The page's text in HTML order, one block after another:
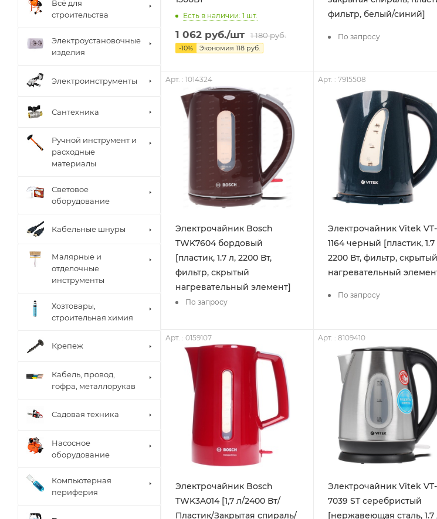
Есть в наличии: 1 шт.
1 062 руб./шт 1 180руб.
-10% Экономия 118 руб.
фильтр, белый/синий]
По запросу
Арт. : 1014324
Электрочайник Bosch
TWK7604 бордовый
[пластик, 1.7 л, 2200 Вт,
фильтр, скрытый
нагревательный элемент]
По запросу
Арт. : 7915508
Электрочайник Vitek VT-
1164 черный [пластик, 1.7
2200 Вт, фильтр, скрытый
нагревательный
По запросу
Арт. : 0159107
Электрочайник Bosch
TWK3A014 [1,7 л/2400 Вт/
Пластик/Закрытая спираль/
Арт. : 8109410
Электрочайник Vitek VT-
7039 ST серебристый
[нержавеющая сталь, 1.7
Всё для
строительства
Электроустановочные
изделия
Электроинструменты
Сантехника
Ручной инструмент и
расходные
материалы
Световое
оборудование
Кабельные шнуры
Малярные и
отделочные
инструменты
Хозтовары,
строительная химия
Крепеж
Кабель, провод,
гофра, металлорукав
Садовая техника
Насосное
оборудование
Компьютерная
периферия